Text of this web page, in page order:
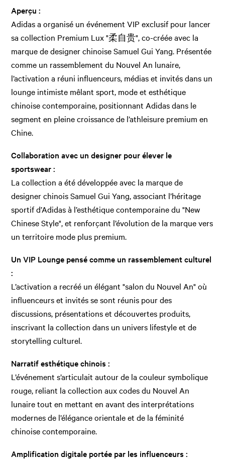
Aperçu :
Adidas a organisé un événement VIP exclusif pour lancer
sa collection Premium Lux "柔自贵", co-créée avec la
marque de designer chinoise Samuel Gui Yang. Présentée
comme un rassemblement du Nouvel An lunaire,
l’activation a réuni influenceurs, médias et invités dans un
lounge intimiste mêlant sport, mode et esthétique
chinoise contemporaine, positionnant Adidas dans le
segment en pleine croissance de l’athleisure premium en
Chine.
Collaboration avec un designer pour élever le
sportswear :
La collection a été développée avec la marque de
designer chinois Samuel Gui Yang, associant l’héritage
sportif d’Adidas à l’esthétique contemporaine du "New
Chinese Style", et renforçant l’évolution de la marque vers
un territoire mode plus premium.
Un VIP Lounge pensé comme un rassemblement culturel
:
L’activation a recréé un élégant "salon du Nouvel An" où
influenceurs et invités se sont réunis pour des
discussions, présentations et découvertes produits,
inscrivant la collection dans un univers lifestyle et de
storytelling culturel.
Narratif esthétique chinois :
L’événement s’articulait autour de la couleur symbolique
rouge, reliant la collection aux codes du Nouvel An
lunaire tout en mettant en avant des interprétations
modernes de l’élégance orientale et de la féminité
chinoise contemporaine.
Amplification digitale portée par les influenceurs :